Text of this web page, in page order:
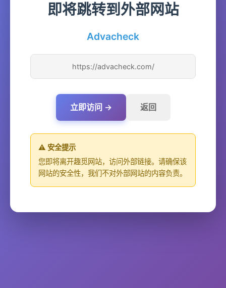
即将跳转到外部网站
Advacheck
https://advacheck.com/
立即访问 → 返回
⚠️ 安全提示
您即将离开趣觅网站，访问外部链接。请确保该
网站的安全性，我们不对外部网站的内容负责。